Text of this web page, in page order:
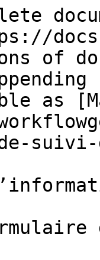
of
as
suivi-